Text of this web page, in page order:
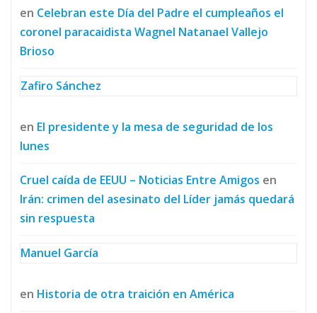
en Celebran este Día del Padre el cumpleaños el
coronel paracaidista Wagnel Natanael Vallejo
Brioso
Zafiro Sánchez
en El presidente y la mesa de seguridad de los
lunes
Cruel caída de EEUU – Noticias Entre Amigos en
Irán: crimen del asesinato del Líder jamás quedará
sin respuesta
Manuel García
en Historia de otra traición en América